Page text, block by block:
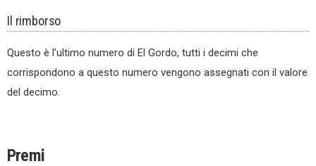
Il rimborso
Questo è l'ultimo numero di El Gordo, tutti i decimi che
corrispondono a questo numero vengono assegnati con il valore
del decimo.
Premi